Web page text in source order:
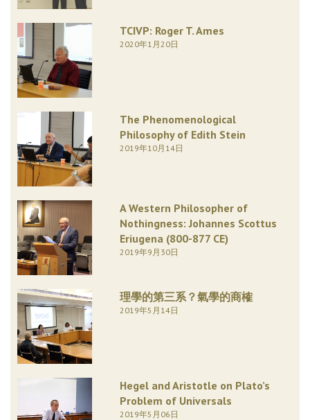
TCIVP: Roger T. Ames
2020年1月20日
The Phenomenological
Philosophy of Edith Stein
2019年10月14日
A Western Philosopher of
Nothingness: Johannes Scottus
Eriugena (800-877 CE)
2019年9月30日
理學的第三系？氣學的商榷
2019年5月14日
Hegel and Aristotle on Plato’s
Problem of Universals
2019年5月06日